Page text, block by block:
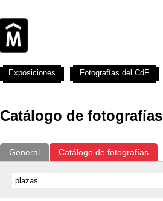
Catálogo de fotografías
General Catálogo de fotografías
Exposiciones Fotografías del CdF